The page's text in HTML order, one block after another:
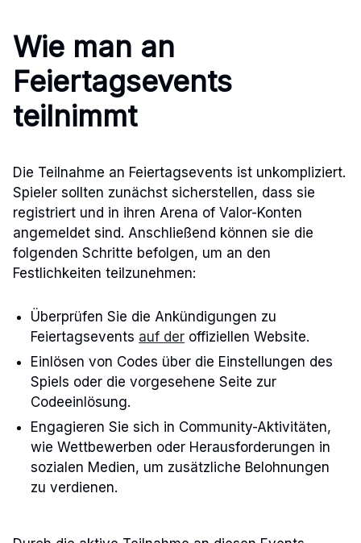
Wie man an
Feiertagsevents
teilnimmt
Die Teilnahme an Feiertagsevents ist unkompliziert.
Spieler sollten zunächst sicherstellen, dass sie
registriert und in ihren Arena of Valor-Konten
angemeldet sind. Anschließend können sie die
folgenden Schritte befolgen, um an den
Festlichkeiten teilzunehmen:
Überprüfen Sie die Ankündigungen zu
Feiertagsevents auf der offiziellen Website.
Einlösen von Codes über die Einstellungen des
Spiels oder die vorgesehene Seite zur
Codeeinlösung.
Engagieren Sie sich in Community-Aktivitäten,
wie Wettbewerben oder Herausforderungen in
sozialen Medien, um zusätzliche Belohnungen
zu verdienen.